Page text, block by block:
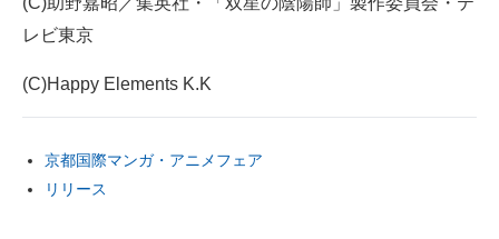
レビ東京
(C)Happy Elements K.K
京都国際マンガ・アニメフェア
リリース